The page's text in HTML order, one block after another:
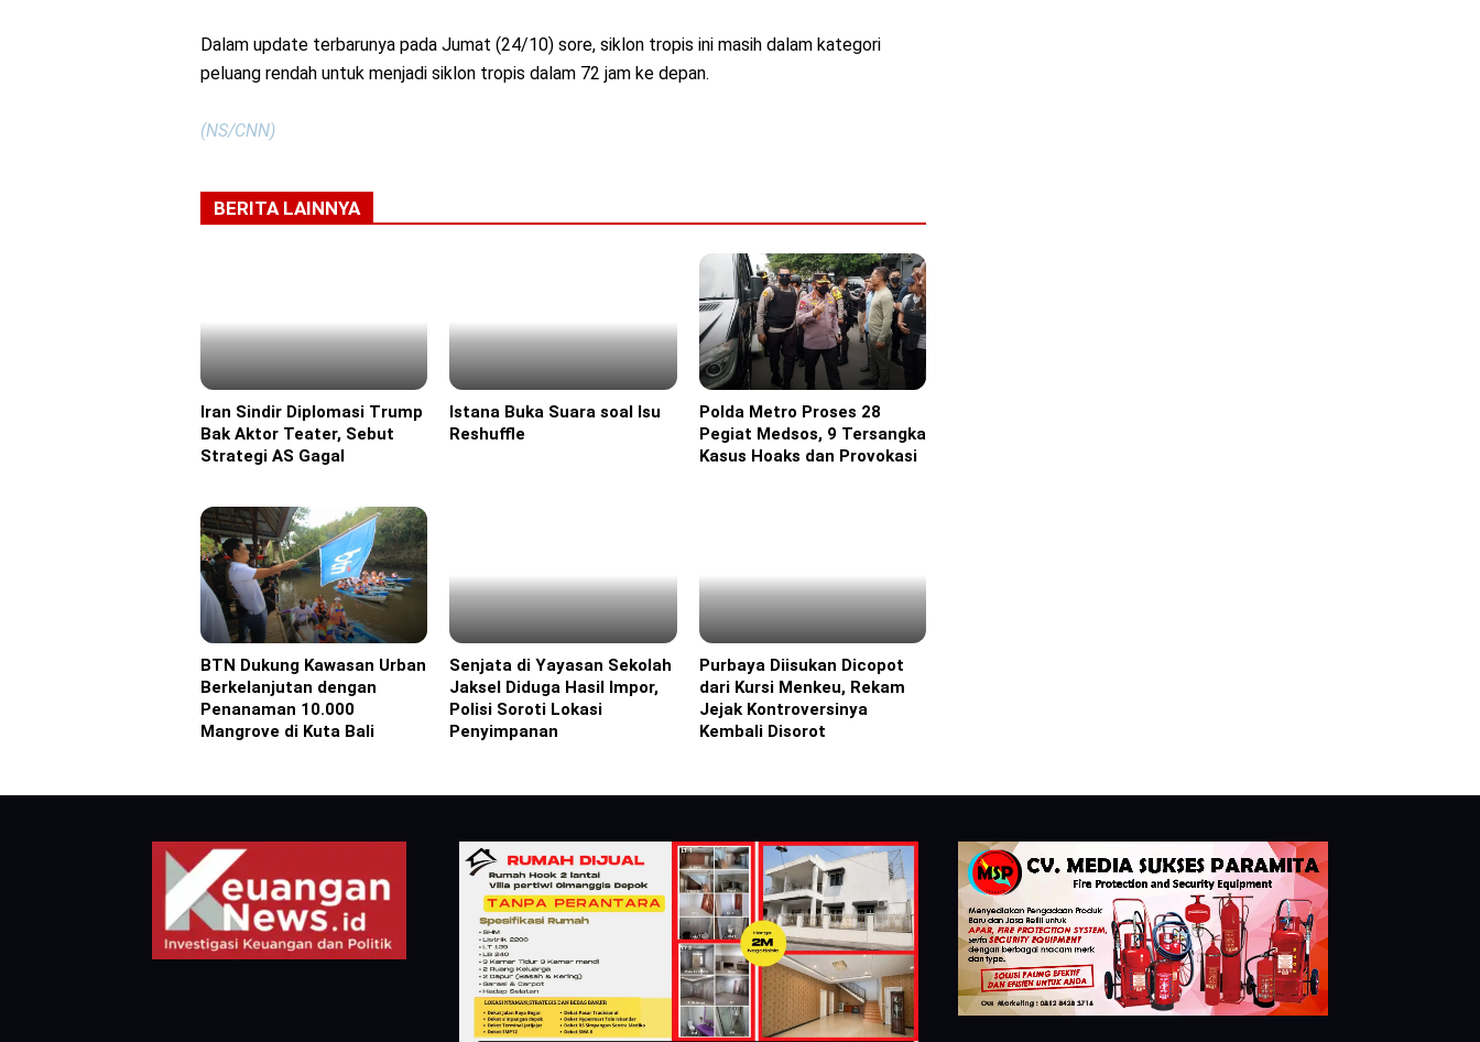
Dalam update terbarunya pada Jumat (24/10) sore, siklon tropis ini masih dalam kategori
peluang rendah untuk menjadi siklon tropis dalam 72 jam ke depan.
(NS/CNN)
BERITA LAINNYA
Headline
Iran Sindir Diplomasi Trump
Bak Aktor Teater, Sebut
Strategi AS Gagal
Headline
Istana Buka Suara soal Isu
Reshuffle
Headline
Polda Metro Proses 28
Pegiat Medsos, 9 Tersangka
Kasus Hoaks dan Provokasi
Advertorial
BTN Dukung Kawasan Urban
Berkelanjutan dengan
Penanaman 10.000
Mangrove di Kuta Bali
Headline
Senjata di Yayasan Sekolah
Jaksel Diduga Hasil Impor,
Polisi Soroti Lokasi
Penyimpanan
Headline
Purbaya Diisukan Dicopot
dari Kursi Menkeu, Rekam
Jejak Kontroversinya
Kembali Disorot